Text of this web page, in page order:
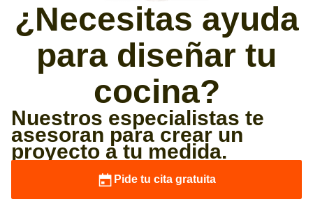
¿Necesitas ayuda
para diseñar tu
cocina?
Nuestros especialistas te
asesoran para crear un
proyecto a tu medida.
Pide tu cita gratuita